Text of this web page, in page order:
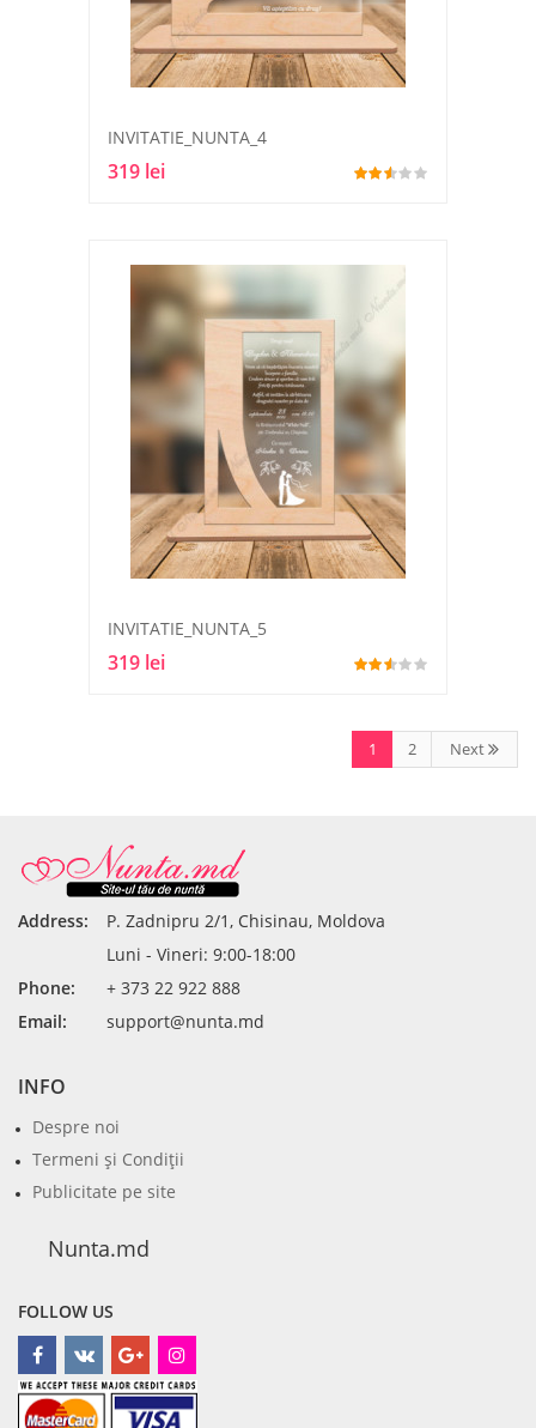
INVITATIE_NUNTA_4
319 lei
INVITATIE_NUNTA_5
319 lei
1 2 Next
Address:
P. Zadnipru 2/1, Chisinau, Moldova
Luni - Vineri: 9:00-18:00
Phone:
+ 373 22 922 888
Email:
support@nunta.md
INFO
Despre noi
Termeni şi Condiţii
Publicitate pe site
Nunta.md
FOLLOW US